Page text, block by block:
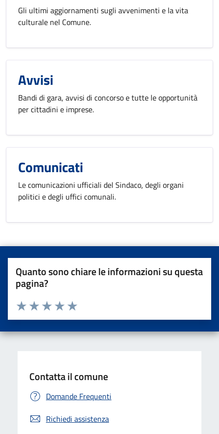
Gli ultimi aggiornamenti sugli avvenimenti e la vita
culturale nel Comune.
Avvisi
Bandi di gara, avvisi di concorso e tutte le opportunità
per cittadini e imprese.
Comunicati
Le comunicazioni ufficiali del Sindaco, degli organi
politici e degli uffici comunali.
Quanto sono chiare le informazioni su questa
pagina?
Valuta da 1 a 5 stelle la pagina
Valuta 5 stelle su 5
Valuta 4 stelle su 5
Valuta 3 stelle su 5
Valuta 2 stelle su 5
Valuta una stella su 5
Contatta il comune
Domande Frequenti
Richiedi assistenza